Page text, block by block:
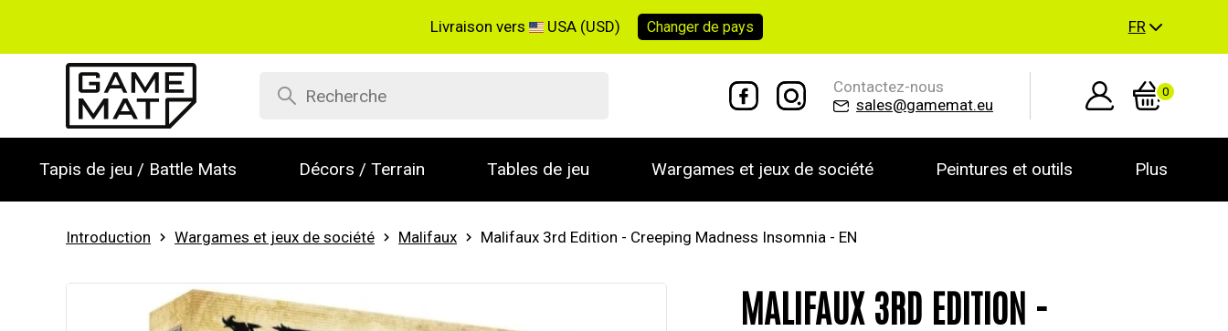
Livraison vers USA (USD) Changer depays FR
Contactez-nous
sales@gamemat.eu
0
Tapis de jeu / Battle Mats Décors / Terrain Tables de jeu Wargames et jeux de société Peintures et outils Plus
Introduction Wargames et jeux de société Malifaux Malifaux 3rd Edition - Creeping Madness Insomnia - EN
MALIFAUX 3RD EDITION -